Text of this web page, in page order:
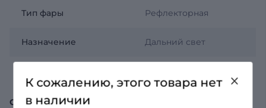
Тип фары Рефлекторная
Назначение Дальний свет
ОБЩЕЕ
К сожалению, этого товара нет
в наличии